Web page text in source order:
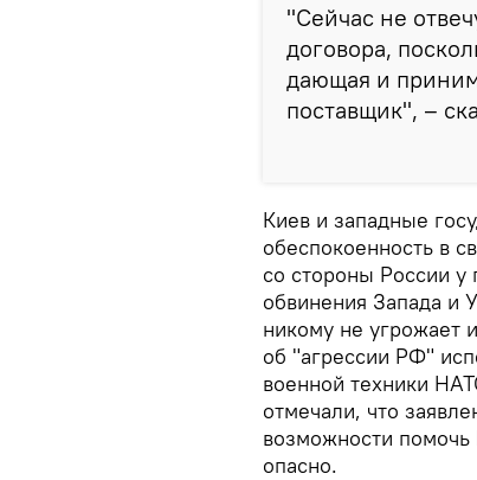
"Сейчас не
договора,
дающая и
поставщик", –
Киев и западные
обеспокоенность в
со стороны России у
обвинения Запада и
никому не угрожает
об "агрессии РФ"
военной техники
отмечали, что
возможности
опасно.